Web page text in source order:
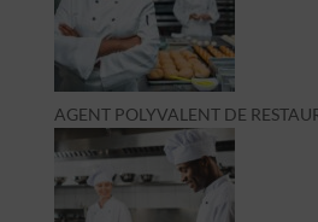
AGENT POLYVALENT DE